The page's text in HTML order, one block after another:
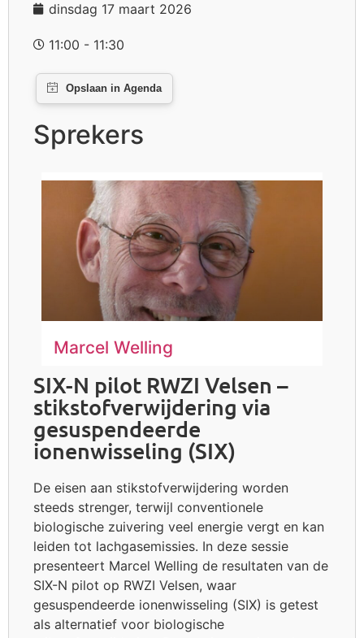
dinsdag 17 maart 2026
11:00 - 11:30
Sprekers
Marcel Welling
SIX-N pilot RWZI Velsen –
stikstofverwijdering via
gesuspendeerde
ionenwisseling (SIX)
De eisen aan stikstofverwijdering worden
steeds strenger, terwijl conventionele
biologische zuivering veel energie vergt en kan
leiden tot lachgasemissies. In deze sessie
presenteert Marcel Welling de resultaten van de
SIX-N pilot op RWZI Velsen, waar
gesuspendeerde ionenwisseling (SIX) is getest
als alternatief voor biologische